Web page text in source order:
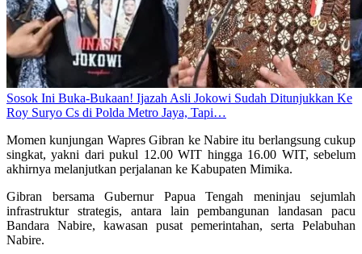
Sosok Ini Buka-Bukaan! Ijazah Asli Jokowi Sudah Ditunjukkan Ke
Roy Suryo Cs di Polda Metro Jaya, Tapi…
Momen kunjungan Wapres Gibran ke Nabire itu berlangsung cukup
singkat, yakni dari pukul 12.00 WIT hingga 16.00 WIT, sebelum
akhirnya melanjutkan perjalanan ke Kabupaten Mimika.
Gibran bersama Gubernur Papua Tengah meninjau sejumlah
infrastruktur strategis, antara lain pembangunan landasan pacu
Bandara Nabire, kawasan pusat pemerintahan, serta Pelabuhan
Nabire.